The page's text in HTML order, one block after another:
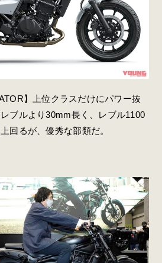
】上位クラスだけにパワー抜
ブルより30mm長く、レブル1100
回るが、優秀な部類だ。